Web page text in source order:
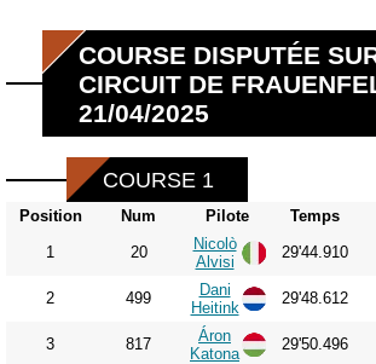
COURSE DISPUTÉE
CIRCUIT DE
21/04/2025
COURSE 1
Position Num Pilote Temps
1 20
Nicolò
Alvisi
29'44.910
2 499
Dani
Heitink
29'48.612
3 817
Áron
Katona
29'50.496